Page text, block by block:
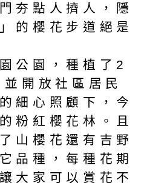
夯點人擠人，隱
的櫻花步道絕是
公園，種植了2
開放社區居民
細心照顧下，今
粉紅櫻花林。且
山櫻花還有吉野
品種，每種花期
大家可以賞花不